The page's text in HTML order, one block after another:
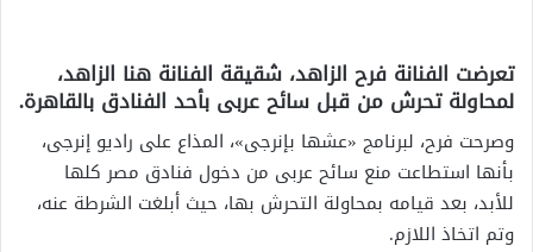
تعرضت الفنانة فرح الزاهد، شقيقة الفنانة هنا الزاهد،
لمحاولة تحرش من قبل سائح عربى بأحد الفنادق بالقاهرة.
وصرحت فرح، لبرنامج «عشها بإنرجى»، المذاع على راديو إنرجى،
بأنها استطاعت منع سائح عربى من دخول فنادق مصر كلها
للأبد، بعد قيامه بمحاولة التحرش بها، حيث أبلغت الشرطة عنه،
وتم اتخاذ اللازم.